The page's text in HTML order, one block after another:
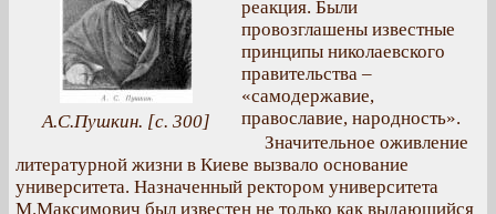
А.С.Пушкин. [с. 300]
реакция. Были
провозглашены известные
принципы николаевского
правительства –
«самодержавие,
православие, народность».
Значительное оживление
литературной жизни в Киеве вызвало основание
университета. Назначенный ректором университета
М.Максимович был известен не только как выдающийся